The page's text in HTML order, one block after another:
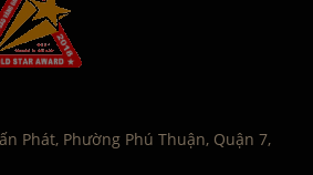
Phát, Phường Phú Thuận, Quận 7,